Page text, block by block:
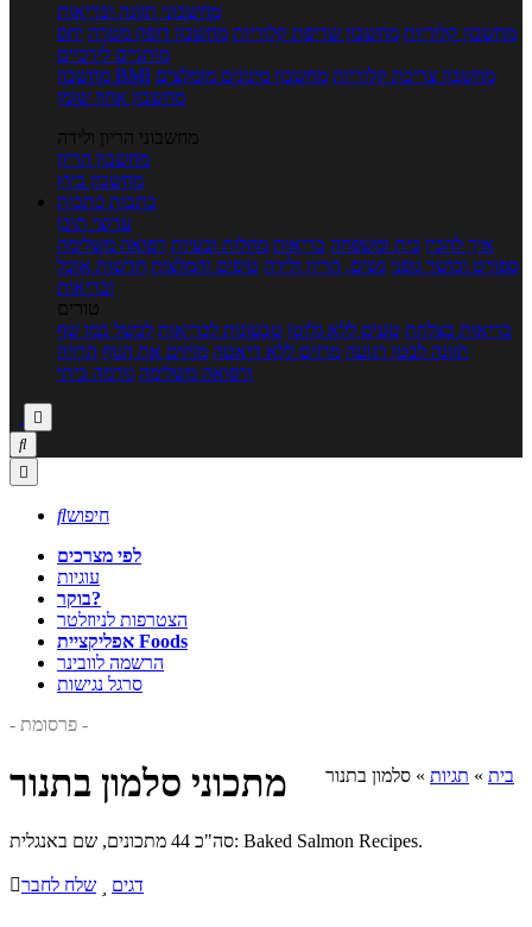
מחשבוני תזונה ובריאות
מחשבון קלוריות מחשבון שריפת קלוריות מחשבון דופק מטרה יחס
מותניים לירכיים
מחשבון BMI
מחשבון צריכת קלוריות מחשבון מינונים מומלצים
מחשבון אחוז שומן
מחשבוני הריון ולידה
מחשבון הריון
מחשבון ביוץ
כתבות כתבות
ערוצי תוכן
איך להכין בית ומשפחה בריאות מחלות ובעיות רפואה משלימה
ספורט וכושר גופני נשים, הריון ולידה טיפים והמלצות חדשות אוכל
ובריאות
טורים
בריאות בצלחת טעים ללא גלוטן טבעונות לבריאות לבשל כמו שף
תזונה לבטן רגועה מרזים ללא דיאטה מזיזים את הגוף הרזיה
ורפואה משלימה גורמה ביתי



חיפוש
לפי מצרכים
עוגיות
בוקר?
הצטרפות לניוזלטר
אפליקציית Foods
הרשמה לוובינר
סרגל נגישות
- פרסומת -
בית » תגיות » סלמון בתנור מתכוני סלמון בתנור
סה"כ 44 מתכונים, שם באנגלית: Baked Salmon Recipes.
שלח לחבר דגים